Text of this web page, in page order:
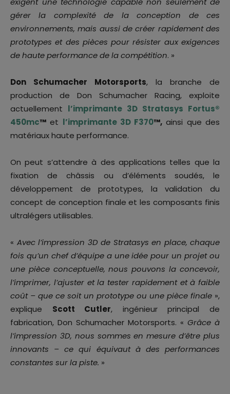
gérer la complexité de la conception de ces
environnements, mais aussi de créer rapidement des
prototypes et des pièces pour résister aux exigences
de haute performance de la compétition. »
Don Schumacher Motorsports, la branche de
production de Don Schumacher Racing, exploite
actuellement l’imprimante 3D Stratasys Fortus®
450mc™ et l’imprimante 3D F370™, ainsi que des
matériaux haute performance.
On peut s’attendre à des applications telles que la
fixation de châssis ou d’éléments soudés, le
développement de prototypes, la validation du
concept de conception finale et les composants finis
ultralégers utilisables.
« Avec l’impression 3D de Stratasys en place, chaque
fois qu’un chef d’équipe a une idée pour un projet ou
une pièce conceptuelle, nous pouvons la concevoir,
l’imprimer, l’ajuster et la tester rapidement et à faible
coût – que ce soit un prototype ou une pièce finale »,
explique Scott Cutler, ingénieur principal de
fabrication, Don Schumacher Motorsports. « Grâce à
l’impression 3D, nous sommes en mesure d’être plus
innovants – ce qui équivaut à des performances
constantes sur la piste. »